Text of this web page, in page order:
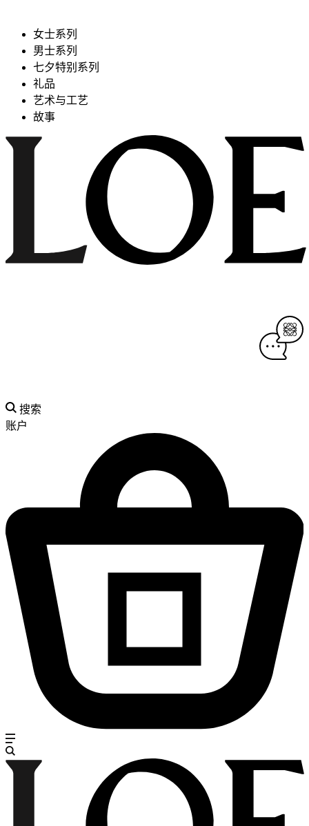
女士系列
男士系列
七夕特别系列
礼品
艺术与工艺
故事
搜索
账户